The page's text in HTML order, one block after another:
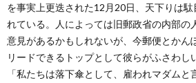
を事実上更迭された12月20日、天下りは
れている。人によっては旧郵政省の内部の
意見があるかもしれないが、今郵便とかん
リードできるトップとして彼らがふさわし
「私たちは落下傘として、雇われマダム